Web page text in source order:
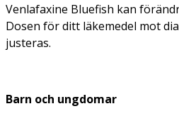
Venlafaxine Bluefish kan
Dosen för ditt läkemedel mot
justeras.
Barn och ungdomar